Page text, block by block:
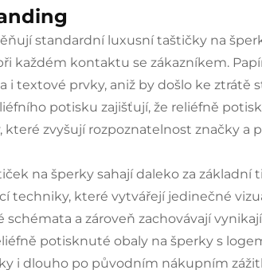
standardní luxusní taštičky na
každém kontaktu se zákazníkem.
textové prvky, aniž by došlo ke ztrátě
potisku zajišťují, že reliéfně
zvyšují rozpoznatelnost značky a
na šperky sahají daleko za základní
techniky, které vytvářejí jedinečné
a zároveň zachovávají
potisknuté obaly na šperky s
i dlouho po původním nákupním